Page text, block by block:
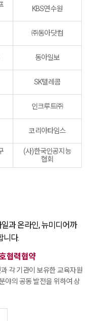
KBS연수원
㈜동아닷컴
동아일보
SK텔레콤
인크루트㈜
코리아타임스
(사)한국인공지능
협회
과 온라인, 뉴미디어까
니다.
협력협약
각 기관이 보유한 교육자원
야의 공동 발전을 위하여 상